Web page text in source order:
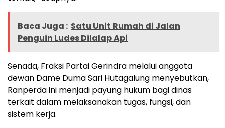
Baca Juga : Satu Unit Rumah di Jalan
Penguin Ludes Dilalap Api
Senada, Fraksi Partai Gerindra melalui anggota
dewan Dame Duma Sari Hutagalung menyebutkan,
Ranperda ini menjadi payung hukum bagi dinas
terkait dalam melaksanakan tugas, fungsi, dan
sistem kerja.